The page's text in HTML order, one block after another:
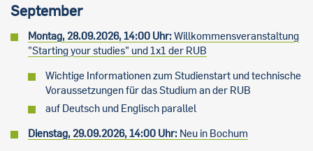
September
Montag, 28.09.2026, 14:00 Uhr: Willkommensveranstaltung
"Starting your studies" und 1x1 der RUB
Wichtige Informationen zum Studienstart und technische
Voraussetzungen für das Studium an der RUB
auf Deutsch und Englisch parallel
Dienstag, 29.09.2026, 14:00 Uhr: Neu in Bochum